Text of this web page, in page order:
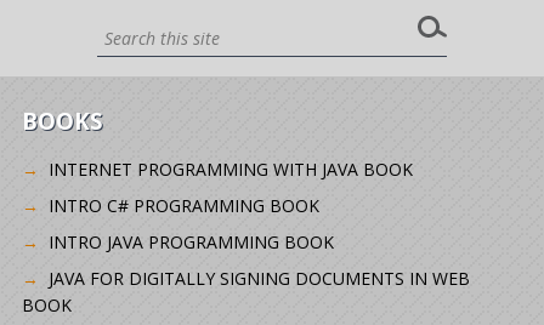
BOOKS
INTERNET PROGRAMMING WITH JAVA BOOK
INTRO C# PROGRAMMING BOOK
INTRO JAVA PROGRAMMING BOOK
JAVA FOR DIGITALLY SIGNING DOCUMENTS IN WEB
BOOK